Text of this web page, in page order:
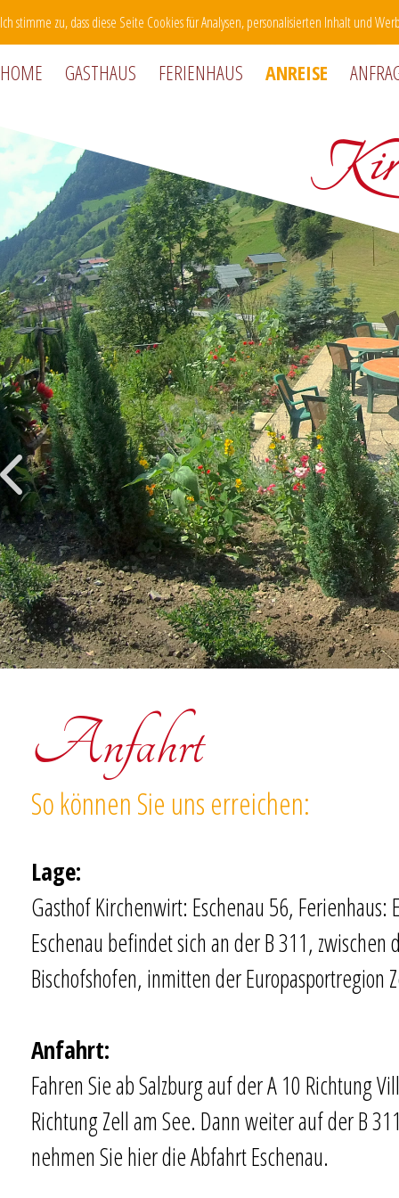
Ich stimme zu, dass diese Seite Cookies für Analysen, personalisierten Inhalt und
HOME GASTHAUS FERIENHAUS ANREISE
Anfahrt
So können Sie uns erreichen:
Lage:
Gasthof Kirchenwirt: Eschenau 56, Ferienhaus:
Eschenau befindet sich an der B 311, zwischen
Bischofshofen, inmitten der Europasportregion
Anfahrt:
Fahren Sie ab Salzburg auf der A 10 Richtung
Richtung Zell am See. Dann weiter auf der B
nehmen Sie hier die Abfahrt Eschenau.